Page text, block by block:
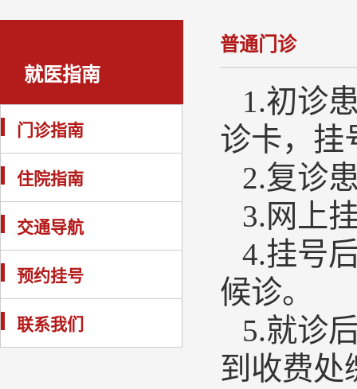
就医指南
门诊指南
住院指南
交通导航
预约挂号
联系我们
普通门诊
1.初诊
诊卡， 挂
2.复诊
3.网上
4.挂号
候诊。
5.就诊
到收费处